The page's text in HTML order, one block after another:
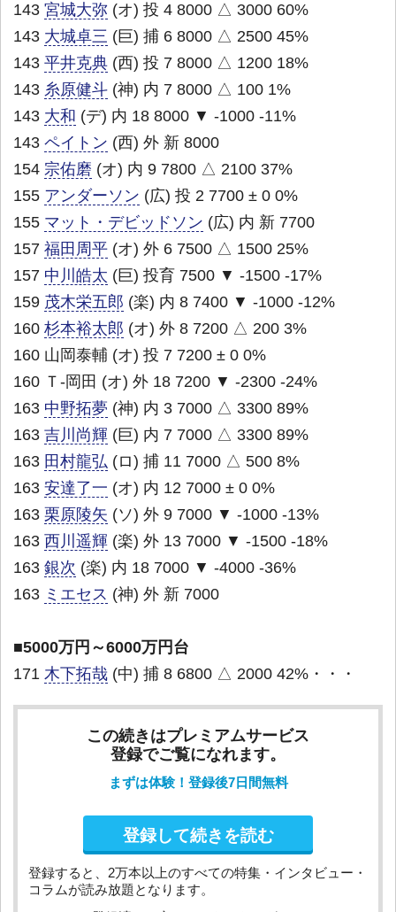
143 宮城大弥 (オ) 投 4 8000 △ 3000 60%
143 大城卓三 (巨) 捕 6 8000 △ 2500 45%
143 平井克典 (西) 投 7 8000 △ 1200 18%
143 糸原健斗 (神) 内 7 8000 △ 100 1%
143 大和 (デ) 内 18 8000 ▼ -1000 -11%
143 ペイトン (西) 外 新 8000
154 宗佑磨 (オ) 内 9 7800 △ 2100 37%
155 アンダーソン (広) 投 2 7700 ± 0 0%
155 マット・デビッドソン (広) 内 新 7700
157 福田周平 (オ) 外 6 7500 △ 1500 25%
157 中川皓太 (巨) 投育 7500 ▼ -1500 -17%
159 茂木栄五郎 (楽) 内 8 7400 ▼ -1000 -12%
160 杉本裕太郎 (オ) 外 8 7200 △ 200 3%
160 山岡泰輔 (オ) 投 7 7200 ± 0 0%
160 Ｔ-岡田 (オ) 外 18 7200 ▼ -2300 -24%
163 中野拓夢 (神) 内 3 7000 △ 3300 89%
163 吉川尚輝 (巨) 内 7 7000 △ 3300 89%
163 田村龍弘 (ロ) 捕 11 7000 △ 500 8%
163 安達了一 (オ) 内 12 7000 ± 0 0%
163 栗原陵矢 (ソ) 外 9 7000 ▼ -1000 -13%
163 西川遥輝 (楽) 外 13 7000 ▼ -1500 -18%
163 銀次 (楽) 内 18 7000 ▼ -4000 -36%
163 ミエセス (神) 外 新 7000
■5000万円～6000万円台
171 木下拓哉 (中) 捕 8 6800 △ 2000 42%・・・
この続きはプレミアムサービス
登録でご覧になれます。
まずは体験！登録後7日間無料
登録して続きを読む
登録すると、2万本以上のすべての特集・インタビュー・
コラムが読み放題となります。